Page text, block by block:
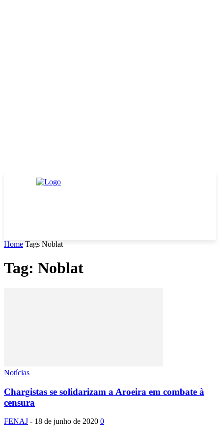
Home Tags Noblat
Tag: Noblat
Notícias
Chargistas se solidarizam a Aroeira em combate à
censura
FENAJ - 18 de junho de 2020 0